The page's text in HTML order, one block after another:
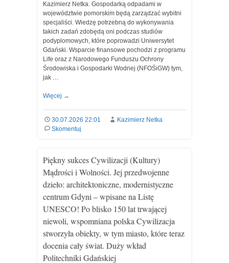
Kazimierz Netka. Gospodarką odpadami w
województwie pomorskim będą zarządzać wybitni
specjaliści. Wiedzę potrzebną do wykonywania
takich zadań zdobędą oni podczas studiów
podyplomowych, które poprowadzi Uniwersytet
Gdański. Wsparcie finansowe pochodzi z programu
Life oraz z Narodowego Funduszu Ochrony
Środowiska i Gospodarki Wodnej (NFOŚiGW) tym,
jak …
Więcej →
30.07.2026 22:01
Kazimierz Netka
Skomentuj
Piękny sukces Cywilizacji (Kultury)
Mądrości i Wolności. Jej przedwojenne
dzieło: architektoniczne, modernistyczne
centrum Gdyni – wpisane na Listę
UNESCO! Po blisko 150 lat trwającej
niewoli, wspomniana polska Cywilizacja
stworzyła obiekty, w tym miasto, które teraz
docenia cały świat. Duży wkład
Politechniki Gdańskiej